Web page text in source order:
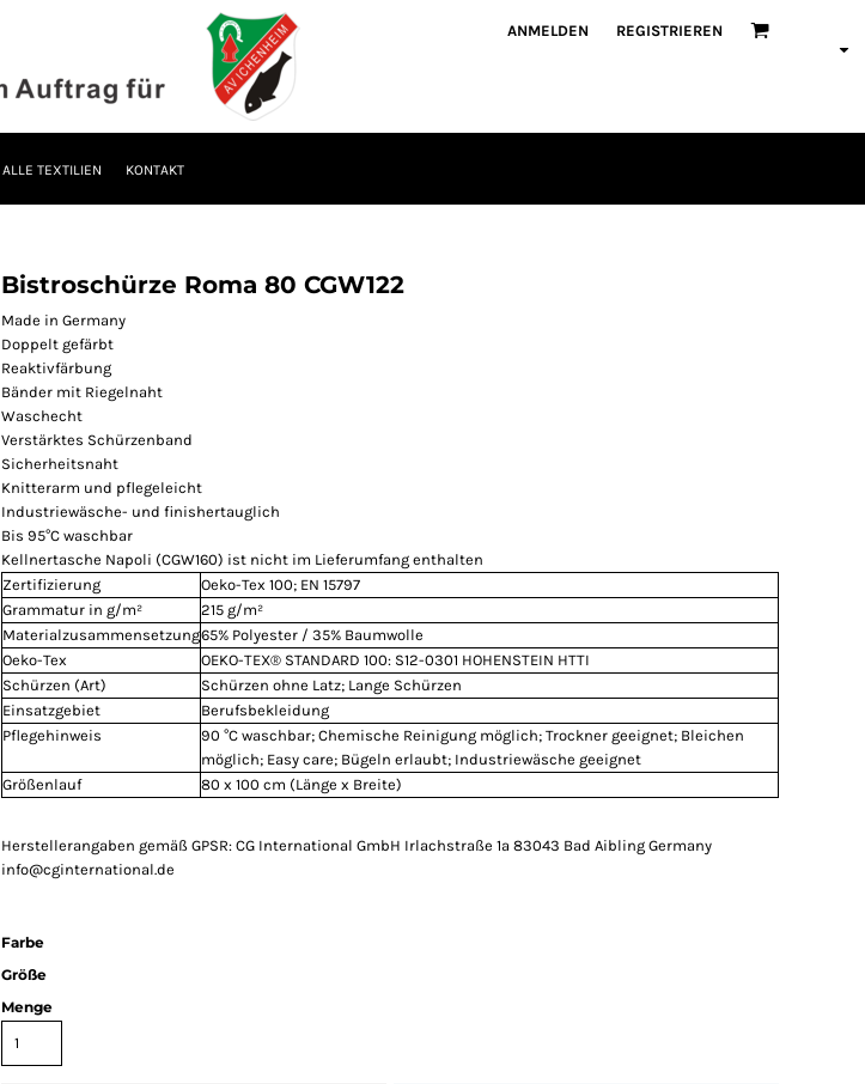
ANMELDEN REGISTRIEREN
ALLE TEXTILIEN KONTAKT
Bistroschürze Roma 80 CGW122
Made in Germany
Doppelt gefärbt
Reaktivfärbung
Bänder mit Riegelnaht
Waschecht
Verstärktes Schürzenband
Sicherheitsnaht
Knitterarm und pflegeleicht
Industriewäsche- und finishertauglich
Bis 95°C waschbar
Kellnertasche Napoli (CGW160) ist nicht im Lieferumfang enthalten
Zertifizierung
Oeko-Tex 100; EN 15797
Grammatur in g/m²
215 g/m²
Materialzusammensetzung65% Polyester / 35% Baumwolle
Oeko-Tex
OEKO-TEX® STANDARD 100: S12-0301 HOHENSTEIN HTTI
Schürzen (Art)
Schürzen ohne Latz; Lange Schürzen
Einsatzgebiet
Berufsbekleidung
Pflegehinweis
90 °C waschbar; Chemische Reinigung möglich; Trockner geeignet; Bleichen
möglich; Easy care; Bügeln erlaubt; Industriewäsche geeignet
Größenlauf
80 x 100 cm (Länge x Breite)
Herstellerangaben gemäß GPSR: CG International GmbH Irlachstraße 1a 83043 Bad Aibling Germany
info@cginternational.de
Farbe
Größe
Menge